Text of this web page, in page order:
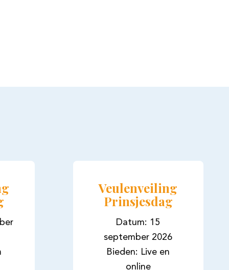
Veulenveiling
Prinsjesdag
Datum: 15
september 2026
Bieden: Live en
online